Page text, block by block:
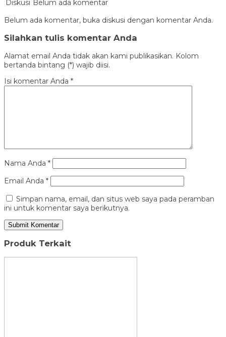
Diskusi Belum ada komentar
Belum ada komentar, buka diskusi dengan komentar Anda.
Silahkan tulis komentar Anda
Alamat email Anda tidak akan kami publikasikan. Kolom
bertanda bintang (*) wajib diisi.
Isi komentar Anda *
Nama Anda *
Email Anda *
Simpan nama, email, dan situs web saya pada peramban
ini untuk komentar saya berikutnya.
Produk Terkait